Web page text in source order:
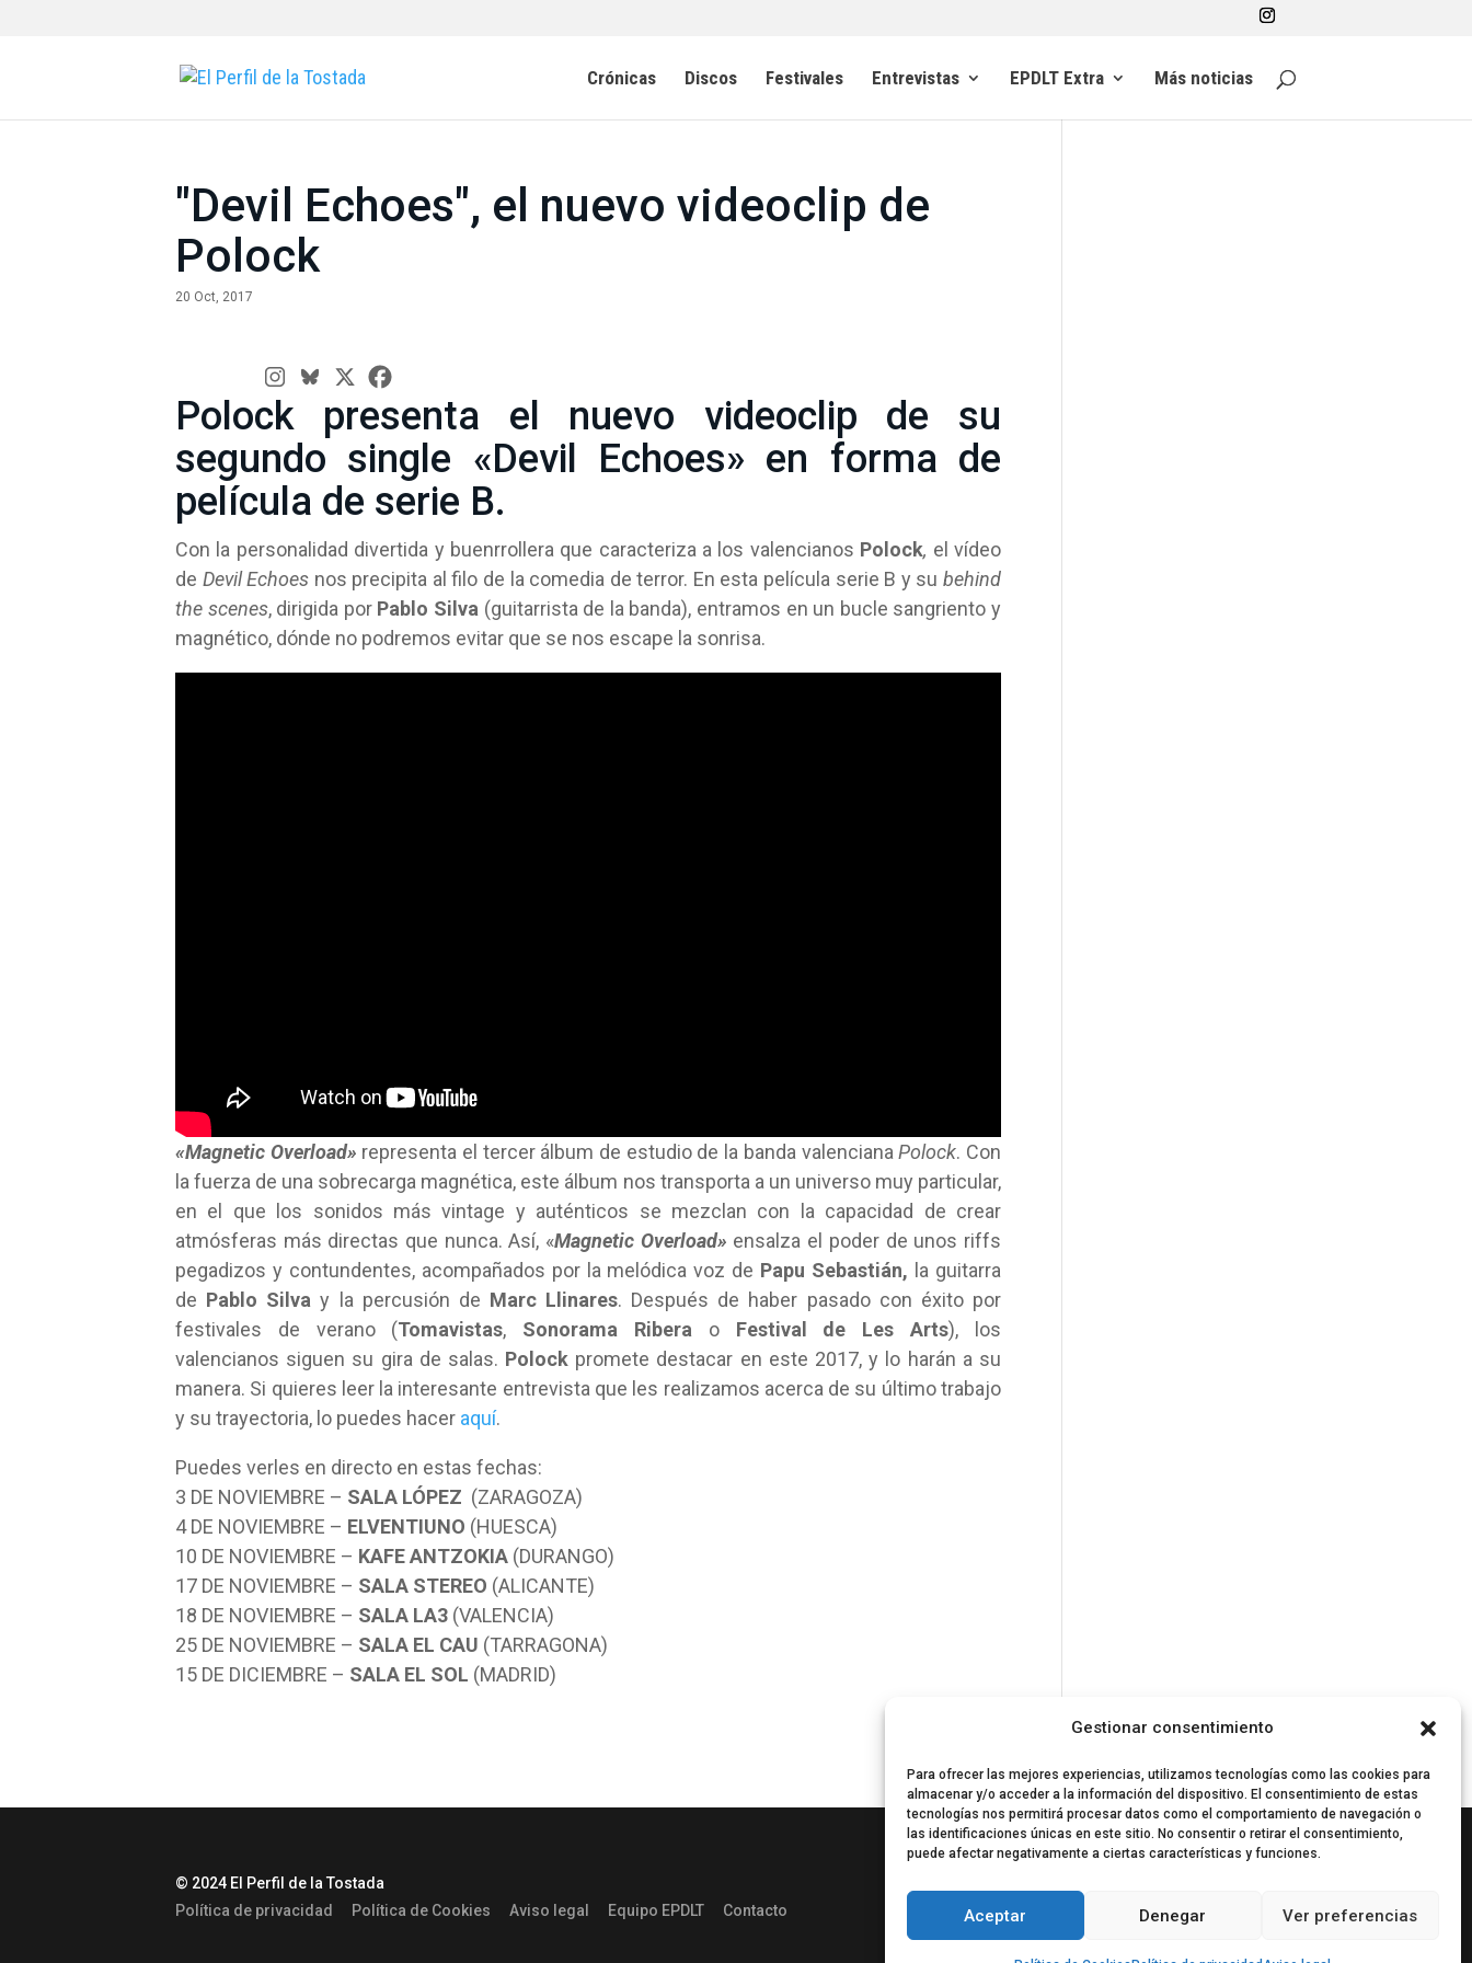
Gestionar consentimiento
Para ofrecer las mejores experiencias, utilizamos tecnologías como las cookies para
almacenar y/o acceder a la información del dispositivo. El consentimiento de estas
tecnologías nos permitirá procesar datos como el comportamiento de navegación o
las identificaciones únicas en este sitio. No consentir o retirar el consentimiento,
puede afectar negativamente a ciertas características y funciones.
Aceptar Denegar Ver preferencias
Crónicas Discos Festivales Entrevistas EPDLT Extra Más noticias
"Devil Echoes", el nuevo videoclip de
Polock
20 Oct, 2017
Polock presenta el nuevo videoclip de su
segundo single «Devil Echoes» en forma de
película de serie B.
Con la personalidad divertida y buenrrollera que caracteriza a los valencianos Polock, el vídeo
de Devil Echoes nos precipita al filo de la comedia de terror. En esta película serie B y su behind
the scenes, dirigida por Pablo Silva (guitarrista de la banda), entramos en un bucle sangriento y
magnético, dónde no podremos evitar que se nos escape la sonrisa.
«Magnetic Overload» representa el tercer álbum de estudio de la banda valencianaPolock. Con
la fuerza de una sobrecarga magnética, este álbum nos transporta a un universo muy particular,
en el que los sonidos más vintage y auténticos se mezclan con la capacidad de crear
atmósferas más directas que nunca. Así, «Magnetic Overload» ensalza el poder de unos riffs
pegadizos y contundentes, acompañados por la melódica voz de Papu Sebastián, la guitarra
de Pablo Silva y la percusión de Marc Llinares. Después de haber pasado con éxito por
festivales de verano (Tomavistas, Sonorama Ribera o Festival de Les Arts), los
valencianos siguen su gira de salas. Polock promete destacar en este 2017, y lo harán a su
manera. Si quieres leer la interesante entrevista que les realizamos acerca de su último trabajo
y su trayectoria, lo puedes hacer aquí.
Puedes verles en directo en estas fechas:
3 DE NOVIEMBRE – SALA LÓPEZ (ZARAGOZA)
4 DE NOVIEMBRE – ELVENTIUNO (HUESCA)
10 DE NOVIEMBRE – KAFE ANTZOKIA (DURANGO)
17 DE NOVIEMBRE – SALA STEREO (ALICANTE)
18 DE NOVIEMBRE – SALA LA3 (VALENCIA)
25 DE NOVIEMBRE – SALA EL CAU (TARRAGONA)
15 DE DICIEMBRE – SALA EL SOL (MADRID)
© 2024 El Perfil de la Tostada
Política de privacidad
Política de Cookies Aviso legal Equipo EPDLT Contacto